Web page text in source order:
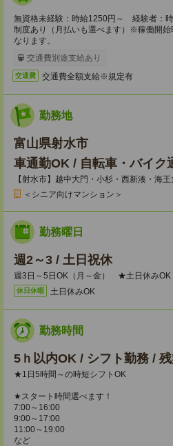
無資格未経験：時給1250円～ 経験者：
制度あり（月払いも選べます）※稼働開始
なります。
交通費別途支給あり
交通費 交通費全額支給※規定有
勤務地
富山県射水市
車通勤OK / 自転車・バイク
【射水市】越中大門・小杉・西新湊・海
＜シニア向けマンション＞
勤務曜日
週2～3 / 土日祝休
週3日～5日OK（月～金） ★土日休みOK
休日休暇 土日休みOK
勤務時間
5ｈ以内OK / シフト勤務 /
★1日5時間～の時短シフトOK
★スタート時間選べます！
7:00～16:00
9:00～17:00
11:00～19:00
など